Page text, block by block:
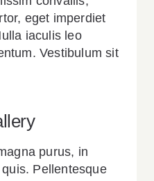
eget imperdiet
iaculis leo
Vestibulum sit
purus, in
Pellentesque